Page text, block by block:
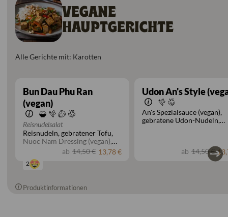
VEGANE
HAUPTGERICHTE
Alle Gerichte mit: Karotten
Bun Dau Phu Ran
(vegan)
Reisnudelsalat
Reisnudeln gebratener Tofu
Nuoc Nam Dressing (vegan)
Gurken
Röstzwiebeln
Koriander
Erdnüsse
ab 14,50 € 13,78 €
2
Udon An's Style
An's Spezialsauce (vegan)
gebratene Udon-Nudeln
grüne Bohnen
Champignonsab 14,50 €
Produktinformationen